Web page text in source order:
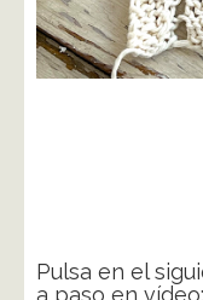
Pulsa en el